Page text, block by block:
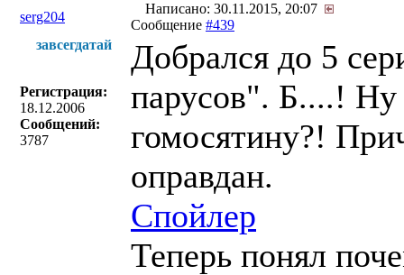
serg204
Написано: 30.11.2015, 20:07
Сообщение #439
завсегдатай
Регистрация:
18.12.2006
Сообщений:
3787
Добрался до 5
парусов". Б....! Ну
гомосятину?!
оправдан.
Спойлер
Теперь понял